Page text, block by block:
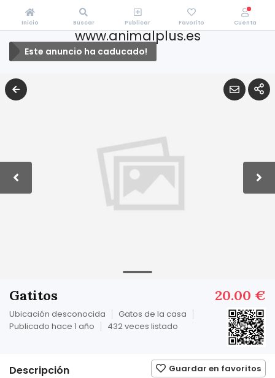
www.animalplus.es
Este anuncio ha caducado!
20.00 €
Gatitos
Ubicación desconocida
Gatos de la casa
Publicado hace 1 año
432 veces listado
Guardar en favoritos
Descripción
Inicio Buscar Publicar Favorito Cuenta